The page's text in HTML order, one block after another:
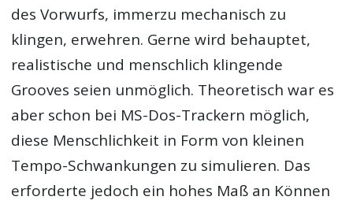
des Vorwurfs, immerzu mechanisch zu
klingen, erwehren. Gerne wird behauptet,
realistische und menschlich klingende
Grooves seien unmöglich. Theoretisch war es
aber schon bei MS-Dos-Trackern möglich,
diese Menschlichkeit in Form von kleinen
Tempo-Schwankungen zu simulieren. Das
erforderte jedoch ein hohes Maß an Können